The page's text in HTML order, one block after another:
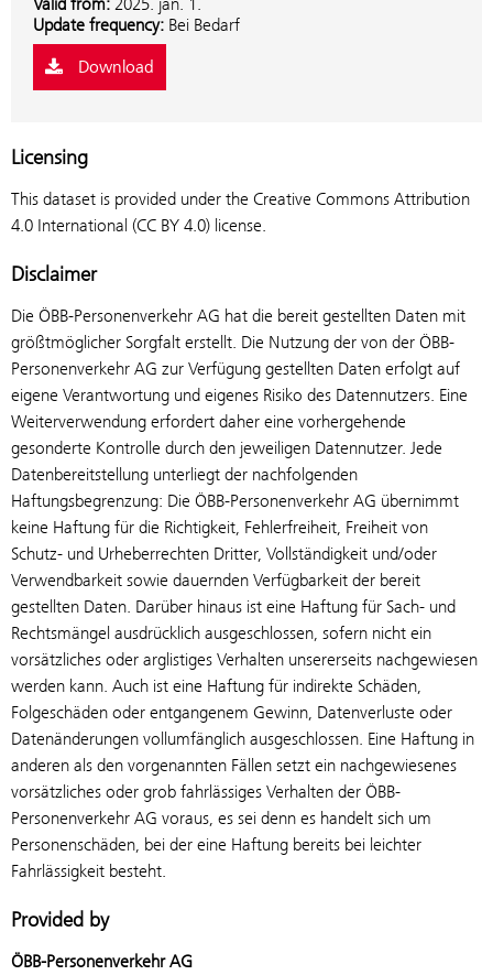
Update frequency: Bei Bedarf
Download
Licensing
This dataset is provided under the Creative Commons Attribution
4.0 International (CC BY 4.0) license.
Disclaimer
Die ÖBB-Personenverkehr AG hat die bereit gestellten Daten mit
größtmöglicher Sorgfalt erstellt. Die Nutzung der von der ÖBB-
Personenverkehr AG zur Verfügung gestellten Daten erfolgt auf
eigene Verantwortung und eigenes Risiko des Datennutzers. Eine
Weiterverwendung erfordert daher eine vorhergehende
gesonderte Kontrolle durch den jeweiligen Datennutzer. Jede
Datenbereitstellung unterliegt der nachfolgenden
Haftungsbegrenzung: Die ÖBB-Personenverkehr AG übernimmt
keine Haftung für die Richtigkeit, Fehlerfreiheit, Freiheit von
Schutz- und Urheberrechten Dritter, Vollständigkeit und/oder
Verwendbarkeit sowie dauernden Verfügbarkeit der bereit
gestellten Daten. Darüber hinaus ist eine Haftung für Sach- und
Rechtsmängel ausdrücklich ausgeschlossen, sofern nicht ein
vorsätzliches oder arglistiges Verhalten unsererseits nachgewiesen
werden kann. Auch ist eine Haftung für indirekte Schäden,
Folgeschäden oder entgangenem Gewinn, Datenverluste oder
Datenänderungen vollumfänglich ausgeschlossen. Eine Haftung in
anderen als den vorgenannten Fällen setzt ein nachgewiesenes
vorsätzliches oder grob fahrlässiges Verhalten der ÖBB-
Personenverkehr AG voraus, es sei denn es handelt sich um
Personenschäden, bei der eine Haftung bereits bei leichter
Fahrlässigkeit besteht.
Provided by
ÖBB-Personenverkehr AG